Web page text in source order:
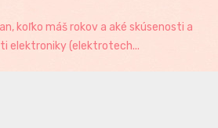
koľko máš rokov a aké skúsenosti a
elektroniky (elektrotech...